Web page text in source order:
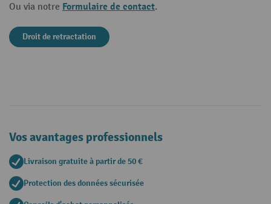
Ou via notre Formulaire de contact.
Droit de retractation
Vos avantages professionnels
Livraison gratuite à partir de 50 €
Protection des données sécurisée